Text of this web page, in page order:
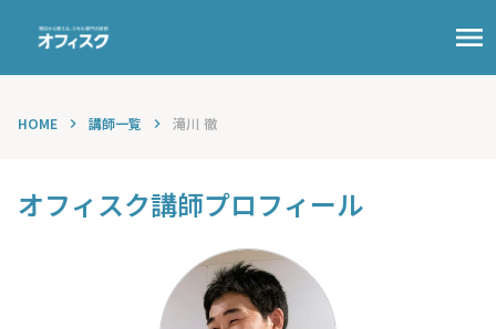
HOME keyboard_arrow_right 講師一覧 keyboard_arrow_right 滝川 徹
オフィスク講師プロフィール
menu